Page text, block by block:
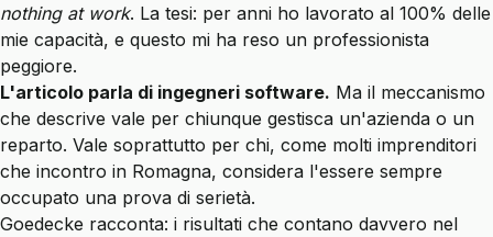
nothing at work. La tesi: per anni ho lavorato al 100% delle
mie capacità, e questo mi ha reso un professionista
peggiore.
L'articolo parla di ingegneri software. Ma il meccanismo
che descrive vale per chiunque gestisca un'azienda o un
reparto. Vale soprattutto per chi, come molti imprenditori
che incontro in Romagna, considera l'essere sempre
occupato una prova di serietà.
Goedecke racconta: i risultati che contano davvero nel